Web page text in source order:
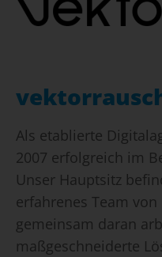
Als etablierte
2007 erfolgreich im
Unser Hauptsitz
erfahrenes Team
gemeinsam daran
maßgeschneiderte